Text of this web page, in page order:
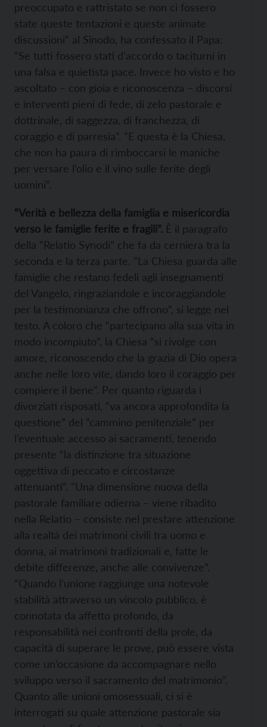
preoccupato e rattristato se non ci fossero
state queste tentazioni e queste animate
discussioni” al Sinodo, ha confessato il Papa:
“Se tutti fossero stati d’accordo o taciturni in
una falsa e quietista pace. Invece ho visto e ho
ascoltato – con gioia e riconoscenza – discorsi
e interventi pieni di fede, di zelo pastorale e
dottrinale, di saggezza, di franchezza, di
coraggio e di parresia”. “E questa è la Chiesa,
che non ha paura di rimboccarsi le maniche
per versare l’olio e il vino sulle ferite degli
uomini”.
“Verità e bellezza della famiglia e misericordia
verso le famiglie ferite e fragili”. È il paragrafo
della “Relatio Synodi” che fa da cerniera tra la
seconda e la terza parte. “La Chiesa guarda alle
famiglie che restano fedeli agli insegnamenti
del Vangelo, ringraziandole e incoraggiandole
per la testimonianza che offrono”, si legge nel
testo. A coloro che “partecipano alla sua vita in
modo incompiuto”, la Chiesa “si rivolge con
amore, riconoscendo che la grazia di Dio opera
anche nelle loro vite, dando loro il coraggio per
compiere il bene”. Per quanto riguarda i
divorziati risposati, “va ancora approfondita la
questione” del “cammino penitenziale” per
l’eventuale accesso ai sacramenti, tenendo
presente “la distinzione tra situazione
oggettiva di peccato e circostanze
attenuanti”. “Una dimensione nuova della
pastorale familiare odierna – viene ribadito
nella Relatio – consiste nel prestare attenzione
alla realtà dei matrimoni civili tra uomo e
donna, ai matrimoni tradizionali e, fatte le
debite differenze, anche alle convivenze”.
“Quando l’unione raggiunge una notevole
stabilità attraverso un vincolo pubblico, è
connotata da affetto profondo, da
responsabilità nei confronti della prole, da
capacità di superare le prove, può essere vista
come un’occasione da accompagnare nello
sviluppo verso il sacramento del matrimonio”.
Quanto alle unioni omosessuali, ci si è
interrogati su quale attenzione pastorale sia